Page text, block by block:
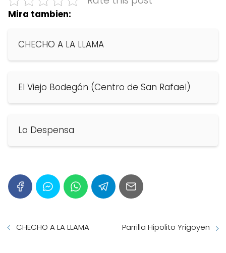
Mira tambien:
CHECHO A LA LLAMA
El Viejo Bodegón (Centro de San Rafael)
La Despensa
CHECHO A LA LLAMA Parrilla Hipolito Yrigoyen